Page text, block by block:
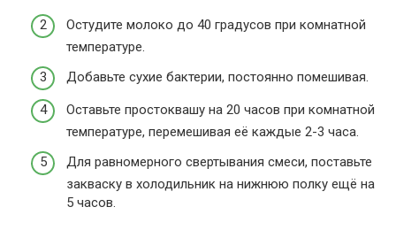
Остудите молоко до 40 градусов при комнатной
температуре.
Добавьте сухие бактерии, постоянно помешивая.
Оставьте простоквашу на 20 часов при комнатной
температуре, перемешивая её каждые 2-3 часа.
Для равномерного свертывания смеси, поставьте
закваску в холодильник на нижнюю полку ещё на
5 часов.